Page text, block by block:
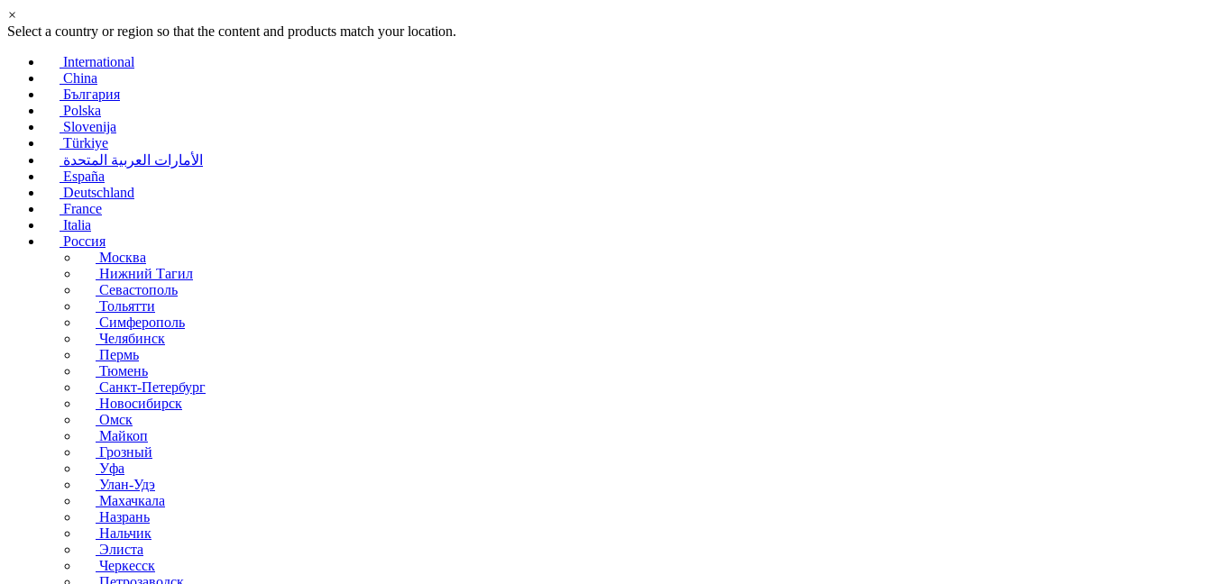
×
Select a country or region so that the content and products match your location.
International
China
България
Polska
Slovenija
Türkiye
الأمارات العربية المتحدة
España
Deutschland
France
Italia
Россия
Москва
Нижний Тагил
Севастополь
Тольятти
Симферополь
Челябинск
Пермь
Тюмень
Санкт-Петербург
Новосибирск
Омск
Майкоп
Грозный
Уфа
Улан-Удэ
Махачкала
Назрань
Нальчик
Элиста
Черкесск